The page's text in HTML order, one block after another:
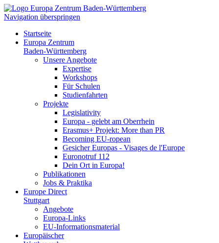
Navigation überspringen
Startseite
Europa Zentrum
Baden-Württemberg
Unsere Angebote
Expertise
Workshops
Für Schulen
Studienfahrten
Projekte
Legislativity
Europa - gelebt am Oberrhein
Erasmus+ Projekt: More than PR
Becoming EU-ropean
Gesicher Europas - Visages de l'Europe
Euronotruf 112
Dein Ort in Europa!
Publikationen
Jobs & Praktika
Europe Direct
Stuttgart
Angebote
Europa-Links
EU-Informationsmaterial
Europäischer